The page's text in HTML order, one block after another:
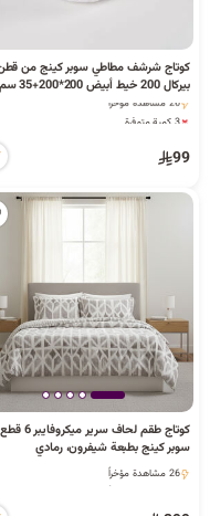
كوتاج شرشف مطاطي سوبر كينج من قطن
بيركال 200 خيط أبيض 200*200+35 سم
1 قطعة بيعت مؤخراً
26 مشاهدة مؤخراً
3 كمية متوفرة
26 مشاهدة مؤخراً99
كوتاج طقم لحاف سرير ميكروفايبر 6 قطع
سوبر كينج بطبعة شيفرون، رمادي
250*260سم
26 مشاهدة مؤخراً